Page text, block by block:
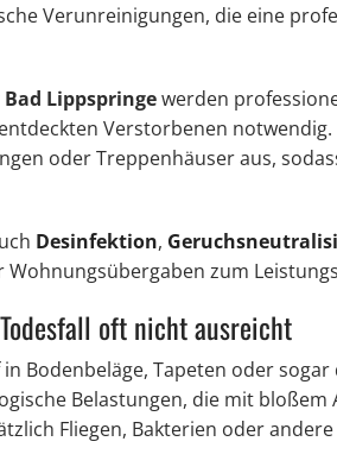
Verunreinigungen, die eine
Bad Lippspringewerden
Verstorbenen
oder Treppenhäuser aus,
Desinfektion,
zum
oft nicht ausreicht
Bodenbeläge, Tapeten oder
Belastungen, die mit
Fliegen, Bakterien oder